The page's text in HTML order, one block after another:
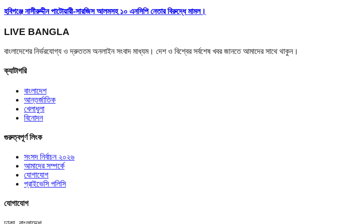
হবিগঞ্জে নাসীরুদ্দীন পাটোয়ারী-সারজিস আলমসহ ১০ এনসিপি নেতার বিরুদ্ধে মামল।
LIVE BANGLA
বাংলাদেশের নির্ভরযোগ্য ও দ্রুততম অনলাইন সংবাদ মাধ্যম। দেশ ও বিশ্বের সর্বশেষ খবর জানতে আমাদের সাথে থাকুন।
ক্যাটাগরি
বাংলাদেশ
আন্তর্জাতিক
খেলাধুলা
বিনোদন
গুরুত্বপূর্ণ লিংক
সংসদ নির্বাচন ২০২৬
আমাদের সম্পর্কে
যোগাযোগ
প্রাইভেসি পলিসি
যোগাযোগ